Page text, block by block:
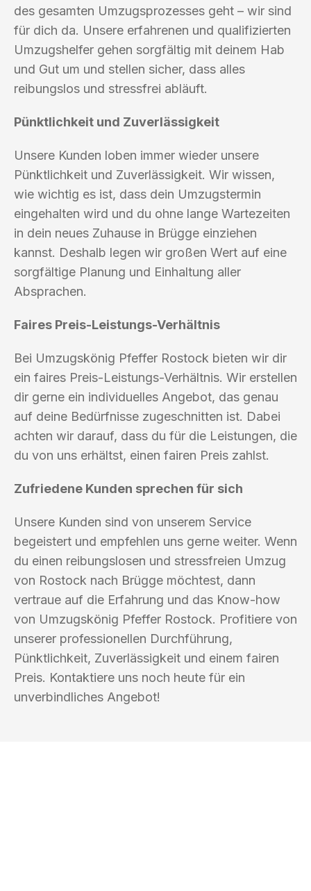
des gesamten Umzugsprozesses geht – wir sind
für dich da. Unsere erfahrenen und qualifizierten
Umzugshelfer gehen sorgfältig mit deinem Hab
und Gut um und stellen sicher, dass alles
reibungslos und stressfrei abläuft.
Pünktlichkeit und Zuverlässigkeit
Unsere Kunden loben immer wieder unsere
Pünktlichkeit und Zuverlässigkeit. Wir wissen,
wie wichtig es ist, dass dein Umzugstermin
eingehalten wird und du ohne lange Wartezeiten
in dein neues Zuhause in Brügge einziehen
kannst. Deshalb legen wir großen Wert auf eine
sorgfältige Planung und Einhaltung aller
Absprachen.
Faires Preis-Leistungs-Verhältnis
Bei Umzugskönig Pfeffer Rostock bieten wir dir
ein faires Preis-Leistungs-Verhältnis. Wir erstellen
dir gerne ein individuelles Angebot, das genau
auf deine Bedürfnisse zugeschnitten ist. Dabei
achten wir darauf, dass du für die Leistungen, die
du von uns erhältst, einen fairen Preis zahlst.
Zufriedene Kunden sprechen für sich
Unsere Kunden sind von unserem Service
begeistert und empfehlen uns gerne weiter. Wenn
du einen reibungslosen und stressfreien Umzug
von Rostock nach Brügge möchtest, dann
vertraue auf die Erfahrung und das Know-how
von Umzugskönig Pfeffer Rostock. Profitiere von
unserer professionellen Durchführung,
Pünktlichkeit, Zuverlässigkeit und einem fairen
Preis. Kontaktiere uns noch heute für ein
unverbindliches Angebot!